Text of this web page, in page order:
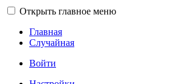
Открыть главное меню
Главная
Случайная
Войти